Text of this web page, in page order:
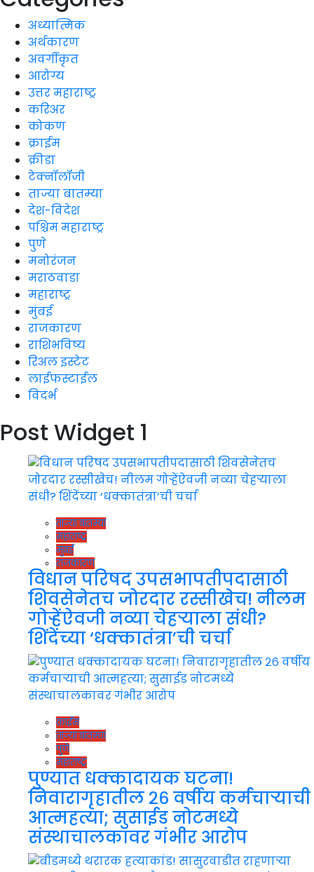
अध्यात्मिक
अर्थकारण
अवर्गीकृत
आरोग्य
उत्तर महाराष्ट्र
करिअर
कोकण
क्राईम
क्रीडा
टेक्नॉलॉजी
ताज्या बातम्या
देश-विदेश
पश्चिम महाराष्ट्र
पुणे
मनोरंजन
मराठवाडा
महाराष्ट्र
मुंबई
राजकारण
राशिभविष्य
रिअल इस्टेट
लाईफस्टाईल
विदर्भ
Post Widget 1
ताज्या बातम्या
महाराष्ट्र
मुंबई
राजकारण
विधान परिषद उपसभापतीपदासाठी
शिवसेनेतच जोरदार रस्सीखेच! नीलम
गोऱ्हेंऐवजी नव्या चेहऱ्याला संधी?
शिंदेंच्या ‘धक्कातंत्रा’ची चर्चा
क्राईम
ताज्या बातम्या
पुणे
महाराष्ट्र
पुण्यात धक्कादायक घटना!
निवारागृहातील २६ वर्षीय कर्मचाऱ्याची
आत्महत्या; सुसाईड नोटमध्ये
संस्थाचालकावर गंभीर आरोप